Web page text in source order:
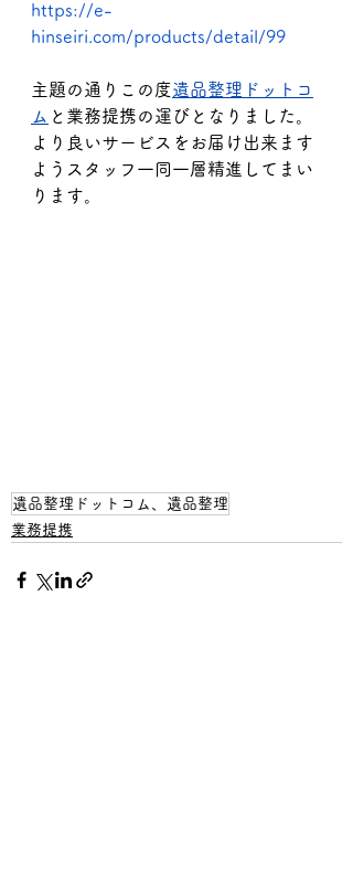
https://e-
hinseiri.com/products/detail/99
主題の通りこの度遺品整理ドットコ
ム と業務提携の運びとなりました。
より良いサービスをお届け出来ます
ようスタッフ一同一層精進してまい
ります。
遺品整理ドットコム、遺品整理
業務提携